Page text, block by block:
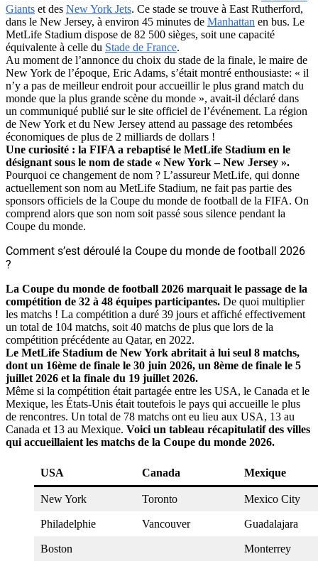
Giants et des New York Jets. Ce stade se trouve à East Rutherford,
dans le New Jersey, à environ 45 minutes de Manhattan en bus. Le
MetLife Stadium dispose de 82 500 sièges, soit une capacité
équivalente à celle du Stade de France.
Au moment de l’annonce du choix du stade de la finale, le maire de
New York de l’époque, Eric Adams, s’était montré enthousiaste: « il
n’y a pas de meilleur endroit pour accueillir le plus grand match du
monde que la plus grande scène du monde », avait-il déclaré dans
un communiqué publié sur le site officiel de l’événement. La région
de New York et du New Jersey attend au passage des retombées
économiques de plus de 2 milliards de dollars !
Une curiosité : la FIFA a rebaptisé le MetLife Stadium en le
désignant sous le nom de stade « New York – New Jersey ».
Pourquoi ce changement de nom ? L’assureur MetLife, qui donne
actuellement son nom au MetLife Stadium, ne fait pas partie des
sponsors officiels de la Coupe du monde de football de la FIFA. On
comprend alors que son nom soit passé sous silence pendant la
Coupe du monde.
Comment s’est déroulé la Coupe du monde de football 2026
?
La Coupe du monde de football 2026 marquait le passage de la
compétition de 32 à 48 équipes participantes. De quoi multiplier
les matchs ! La compétition a duré 39 jours et affiché effectivement
un total de 104 matchs, soit 40 matchs de plus que lors de la
compétition précédente au Qatar, en 2022.
Le MetLife Stadium de New York abritait à lui seul 8 matchs,
dont un 16ème de finale le 30 juin 2026, un 8ème de finale le 5
juillet 2026 et la finale du 19 juillet 2026.
Même si la compétition était partagée entre les USA, le Canada et le
Mexique, les États-Unis était toutefois le pays qui accueille le plus
de rencontres. Un total de 78 matchs ont eu lieu aux USA, 13 au
Canada et 13 au Mexique. Voici un tableau récapitulatif des villes
qui accueillaient les matchs de la Coupe du monde 2026.
USA Canada Mexique
New York Toronto Mexico City
Philadelphie Vancouver Guadalajara
Boston Monterrey